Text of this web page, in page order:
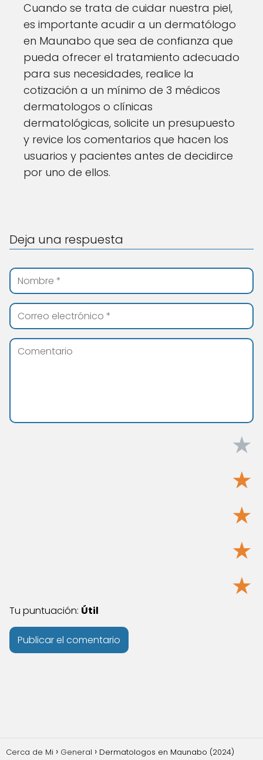
Cuando se trata de cuidar nuestra piel,
es importante acudir a un dermatólogo
en Maunabo que sea de confianza que
pueda ofrecer el tratamiento adecuado
para sus necesidades, realice la
cotización a un mínimo de 3 médicos
dermatologos o clínicas
dermatológicas, solicite un presupuesto
y revice los comentarios que hacen los
usuarios y pacientes antes de decidirce
por uno de ellos.
Deja una respuesta
★
★
★
★
★
Tu puntuación: Útil
Cerca de Mi General Dermatologos en Maunabo (2024)